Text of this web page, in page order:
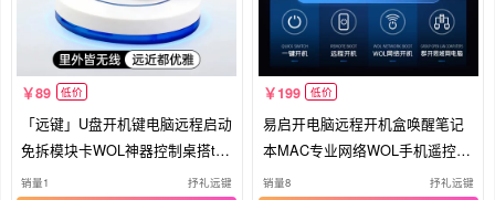
89 低价
「远键」U盘开机键电脑远程启动
免拆模块卡WOL神器控制桌搭tod
esk
销量1 抒礼远键
199 低价
易启开电脑远程开机盒唤醒笔记
本MAC专业网络WOL手机遥控制
启动
销量8 抒礼远键